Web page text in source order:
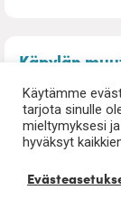
Käpylän
Muutto- ja
Teemme
pakkauksesta
Alk. 199,92 €
Käytämme
tarjota sinulle
mieltymyksesi
hyväksyt